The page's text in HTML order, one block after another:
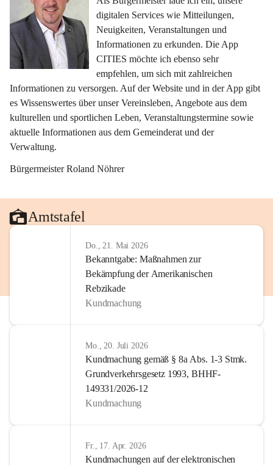
digitalen Services wie Mitteilungen,
Neuigkeiten, Veranstaltungen und
Informationen zu erkunden. Die App
CITIES möchte ich ebenso sehr
empfehlen, um sich mit zahlreichen
Informationen zu versorgen. Auf der Website und in der App gibt
es Wissenswertes über unser Vereinsleben, Angebote aus dem
kulturellen und sportlichen Leben, Veranstaltungstermine sowie
aktuelle Informationen aus dem Gemeinderat und der
Verwaltung.
Bürgermeister Roland Nöhrer
Amtstafel
Do., 21. Mai 2026
Bekanntgabe: Maßnahmen zur
Bekämpfung der Amerikanischen
Rebzikade
Kundmachung
Mo., 20. Juli 2026
Kundmachung gemäß § 8a Abs. 1-3 Stmk.
Grundverkehrsgesetz 1993, BHHF-
149331/2026-12
Kundmachung
Fr., 17. Apr. 2026
Kundmachungen auf der elektronischen